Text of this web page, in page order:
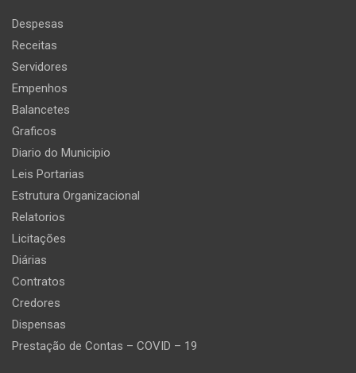
Despesas
Receitas
Servidores
Empenhos
Balancetes
Graficos
Diario do Municipio
Leis Portarias
Estrutura Organizacional
Relatorios
Licitações
Diárias
Contratos
Credores
Dispensas
Prestação de Contas – COVID – 19